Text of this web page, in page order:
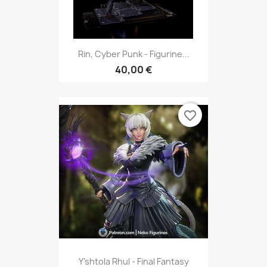
Rin, Cyber Punk - Figurine...
40,00 €
Y’shtola Rhul - Final Fantasy
favorite_border